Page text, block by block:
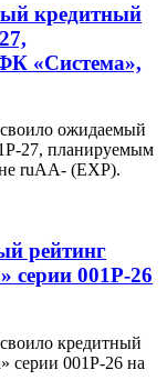
кредитный
«Система»,
ожидаемый
27, планируемым
ruAA- (EXP).
рейтинг
001Р-26
кредитный
001Р-26 на